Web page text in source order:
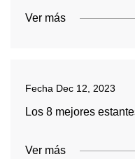
Ver más
Fecha Dec 12, 2023
Los 8 mejores
Ver más